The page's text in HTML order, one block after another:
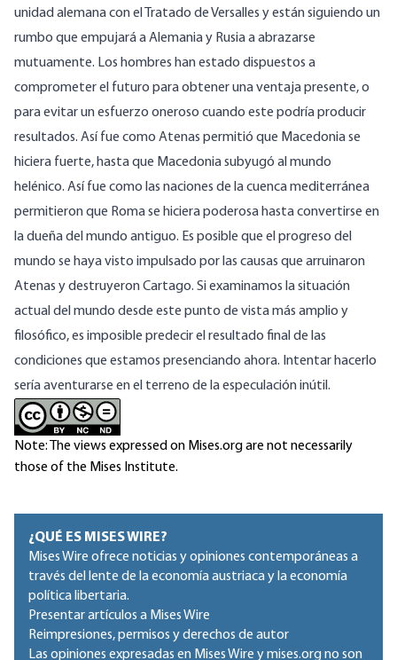
unidad alemana con el Tratado de Versalles y están siguiendo un
rumbo que empujará a Alemania y Rusia a abrazarse
mutuamente. Los hombres han estado dispuestos a
comprometer el futuro para obtener una ventaja presente, o
para evitar un esfuerzo oneroso cuando este podría producir
resultados. Así fue como Atenas permitió que Macedonia se
hiciera fuerte, hasta que Macedonia subyugó al mundo
helénico. Así fue como las naciones de la cuenca mediterránea
permitieron que Roma se hiciera poderosa hasta convertirse en
la dueña del mundo antiguo. Es posible que el progreso del
mundo se haya visto impulsado por las causas que arruinaron
Atenas y destruyeron Cartago. Si examinamos la situación
actual del mundo desde este punto de vista más amplio y
filosófico, es imposible predecir el resultado final de las
condiciones que estamos presenciando ahora. Intentar hacerlo
sería aventurarse en el terreno de la especulación inútil.
Note: The views expressed on Mises.org are not necessarily
those of the Mises Institute.
¿QUÉ ES MISES WIRE?
Mises Wire ofrece noticias y opiniones contemporáneas a
través del lente de la economía austriaca y la economía
política libertaria.
Presentar artículos a Mises Wire
Reimpresiones, permisos y derechos de autor
Las opiniones expresadas en Mises Wire y mises.org no son